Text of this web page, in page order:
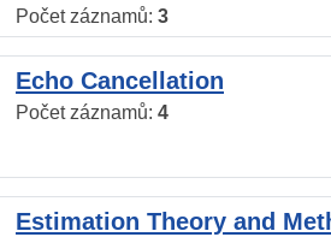
Počet záznamů: 3
Echo Cancellation
Počet záznamů: 4
Estimation Theory and